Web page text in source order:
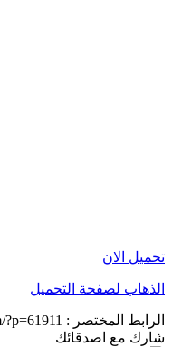
تحميل الان
الذهاب لصفحة التحميل
الرابط المختصر : ?p=61911
شارك مع اصدقائك